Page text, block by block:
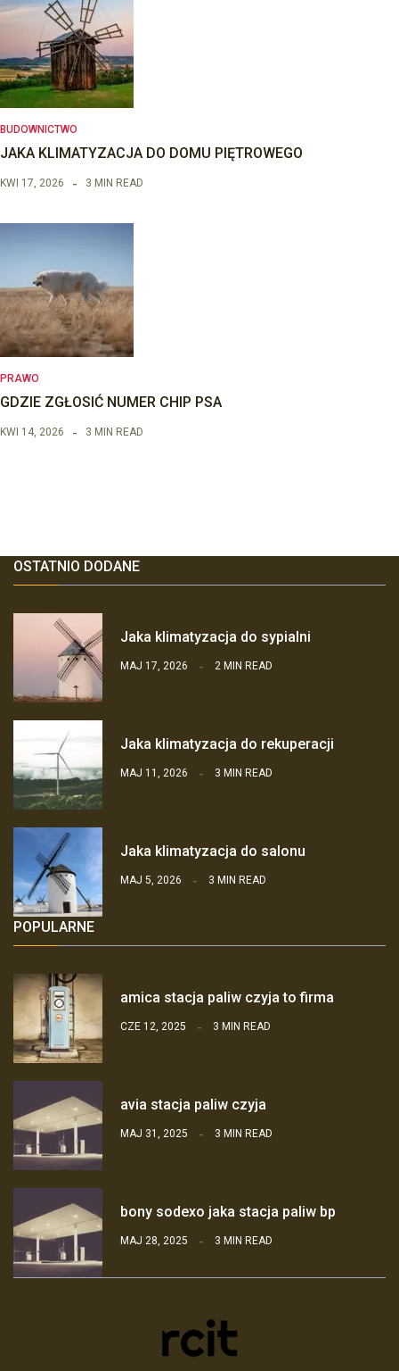
BUDOWNICTWO
JAKA KLIMATYZACJA DO DOMU PIĘTROWEGO
KWI 17, 2026 3 MIN READ
PRAWO
GDZIE ZGŁOSIĆ NUMER CHIP PSA
KWI 14, 2026 3 MIN READ
OSTATNIO DODANE
Jaka klimatyzacja do sypialni
MAJ 17, 2026 2 MIN READ
Jaka klimatyzacja do rekuperacji
MAJ 11, 2026 3 MIN READ
Jaka klimatyzacja do salonu
MAJ 5, 2026 3 MIN READ
POPULARNE
amica stacja paliw czyja to firma
CZE 12, 2025 3 MIN READ
avia stacja paliw czyja
MAJ 31, 2025 3 MIN READ
bony sodexo jaka stacja paliw bp
MAJ 28, 2025 3 MIN READ